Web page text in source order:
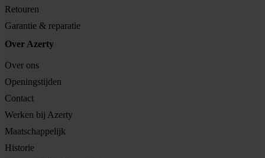
Retouren
Garantie & reparatie
Over Azerty
Over ons
Openingstijden
Contact
Werken bij Azerty
Maatschappelijk
Historie